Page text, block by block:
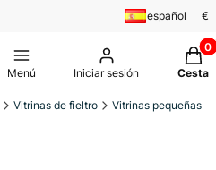
español €
Menú Iniciar sesión Cesta
Vitrinas de fieltro Vitrinas pequeñas